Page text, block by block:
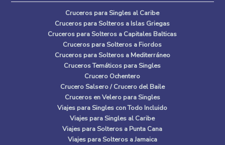
Cruceros para Singles al Caribe
Cruceros para Solteros a Islas Griegas
Cruceros para Solteros a Capitales Balticas
Cruceros para Solteros a Fiordos
Cruceros para Solteros a Mediterráneo
Cruceros Temáticos para Singles
Crucero Ochentero
Crucero Salsero / Crucero del Baile
Cruceros en Velero para Singles
Viajes para Singles con Todo Incluido
Viajes para Singles al Caribe
Viajes para Solteros a Punta Cana
Viajes para Solteros a Jamaica